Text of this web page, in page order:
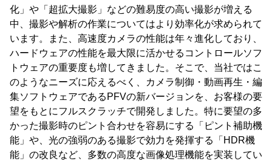
化」や「超拡大撮影」などの難易度の高い撮影が増える
中、撮影や解析の作業についてはより効率化が求められて
います。また、高速度カメラの性能は年々進化しており、
ハードウェアの性能を最大限に活かせるコントロールソフ
トウェアの重要度も増してきました。そこで、当社ではこ
のようなニーズに応えるべく、カメラ制御・動画再生・編
集ソフトウェアであるPFVの新バージョンを、お客様の要
望をもとにフルスクラッチで開発しました。特に要望の多
かった撮影時のピント合わせを容易にする「ピント補助機
能」や、光の強弱のある撮影で効力を発揮する「HDR機
能」の改良など、多数の高度な画像処理機能を実装してい